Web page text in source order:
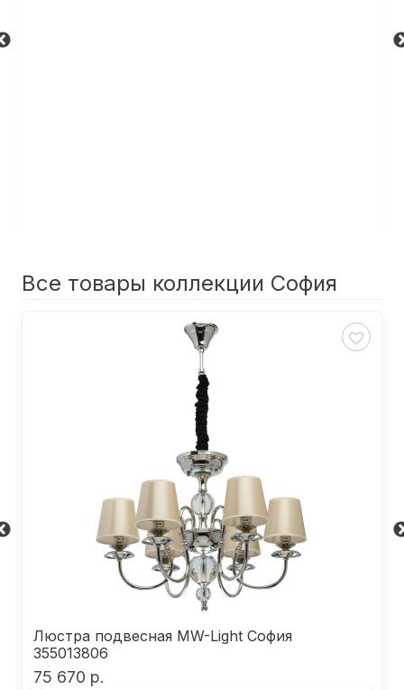
Все товары коллекции София
Люстра подвесная MW-Light София
355013806
75 670 р.